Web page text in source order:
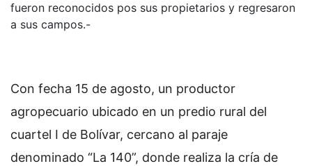
fueron reconocidos pos sus propietarios y regresaron
a sus campos.-
Con fecha 15 de agosto, un productor
agropecuario ubicado en un predio rural del
cuartel I de Bolívar, cercano al paraje
denominado “La 140”, donde realiza la cría de